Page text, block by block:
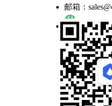
邮箱：